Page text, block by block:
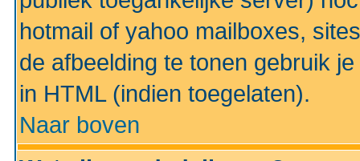
hotmail of yahoo mailboxes,
de afbeelding te tonen gebruik
in HTML (indien toegelaten).
Naar boven